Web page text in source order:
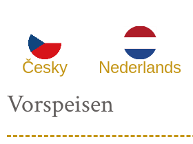
Česky Nederlands
Vorspeisen